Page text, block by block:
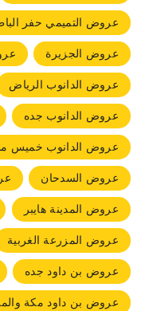
عروض التميمي حفر
عروض الجزيرة
عروض الدانوب الرياض
عروض الدانوب جده
عروض الدانوب خميس
عروض السدحان
عروض المدينة هايبر
عروض المزرعة الغربية
عروض بن داود جده
عروض بن داود مكة